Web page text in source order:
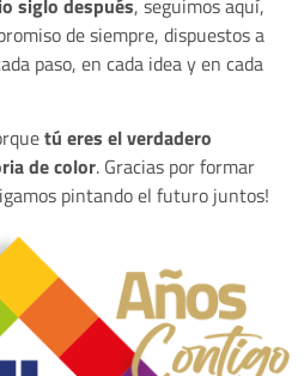
de siempre, dispuestos a
paso, en cada idea y en cada
tú eres el verdadero
de color. Gracias por formar
pintando el futuro juntos!